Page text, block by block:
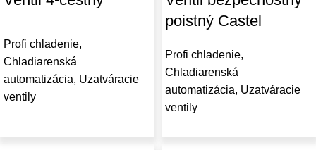
Profi chladenie,
Chladiarenská
automatizácia, Uzatváracie
ventily
poistný Castel
Profi chladenie,
Chladiarenská
automatizácia, Uzatváracie
ventily